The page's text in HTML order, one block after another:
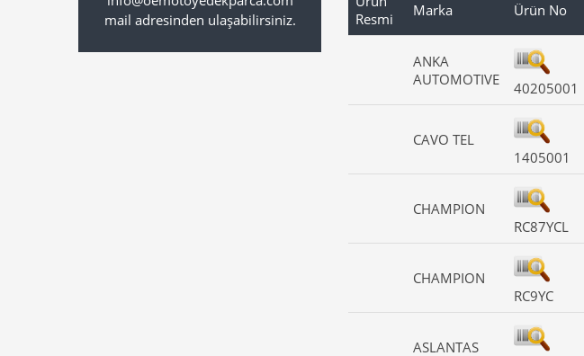
mail adresinden ulaşabilirsiniz.
Resmi
Marka Ürün No
ANKA
AUTOMOTIVE
40205001
CAVO TEL
1405001
CHAMPION
RC87YCL
CHAMPION
RC9YC
ASLANTAS